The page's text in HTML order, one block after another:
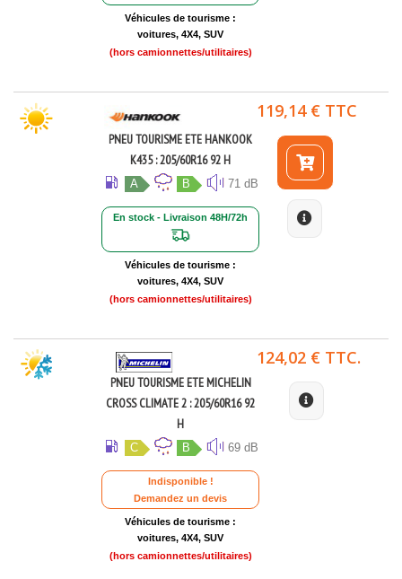
Véhicules de tourisme :
voitures, 4X4, SUV
(hors camionnettes/utilitaires)
PNEU TOURISME ETE HANKOOK
K435 : 205/60R16 92 H
A B 71 dB
En stock - Livraison 48H/72h
Véhicules de tourisme :
voitures, 4X4, SUV
(hors camionnettes/utilitaires)
119,14 € TTC
PNEU TOURISME ETE MICHELIN
CROSS CLIMATE 2 : 205/60R16 92
H
C B 69 dB
Indisponible !
Demandez un devis
Véhicules de tourisme :
voitures, 4X4, SUV
(hors camionnettes/utilitaires)
124,02 € TTC.